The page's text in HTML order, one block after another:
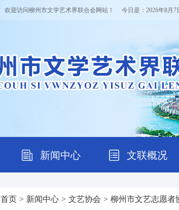
欢迎访问柳州市文学艺术界联合会网站！ 今日是： 2026年8
新闻中心 文联概况
首页 > 新闻中心 > 文艺协会 > 柳州市文艺志愿者